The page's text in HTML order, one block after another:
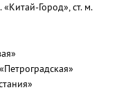
«Китай-Город», ст. м.